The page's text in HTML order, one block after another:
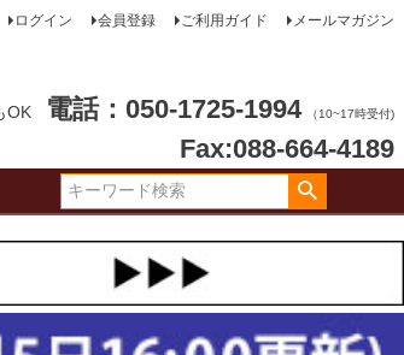
ログイン 会員登録 ご利用ガイド メールマガジン
OK 電話：050-1725-1994 （10~17時受付)
Fax:088-664-4189